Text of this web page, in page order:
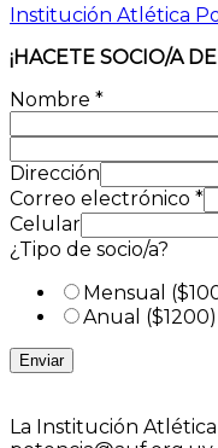
Institución Atlética
¡HACETE SOCIO/A
Nombre *
Dirección
Correo electrónico *
Celular
¿Tipo de socio/a?
Mensual
Anual
Enviar
La Institución